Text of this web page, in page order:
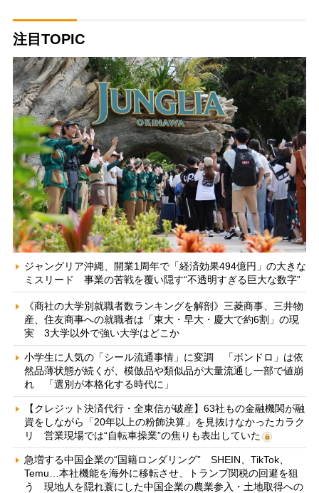
注目TOPIC
ジャングリア沖縄、開業1周年で「経済効果494億円」の大きな
ミスリード 事業の苦戦を覆い隠す“不透明すぎる巨大な数字”
《商社の大学別就職者数ランキングを解剖》三菱商事、三井物
産、住友商事への就職者は「東大・早大・慶大で約6割」の現
実 3大学以外で強い大学はどこか
小学生に人気の「シール流通事情」に変調 「ボンドロ」は依
然品薄状態が続くが、模倣品や類似品が大量流通し一部で値崩
れ 「選別が本格化する時代に」
【クレジット決済代行・全東信が破産】63社もの金融機関が融
資をしながら「20年以上の粉飾決算」を見抜けなかったカラク
リ 営業現場では“自転車操業”の焦りも表出していた
急増する中国企業の“国籍ロンダリング” SHEIN、TikTok、
Temu…本社機能を海外に移転させ、トランプ関税の回避を狙
う 現地人を隠れ蓑にした中国企業の農業参入・土地取得への